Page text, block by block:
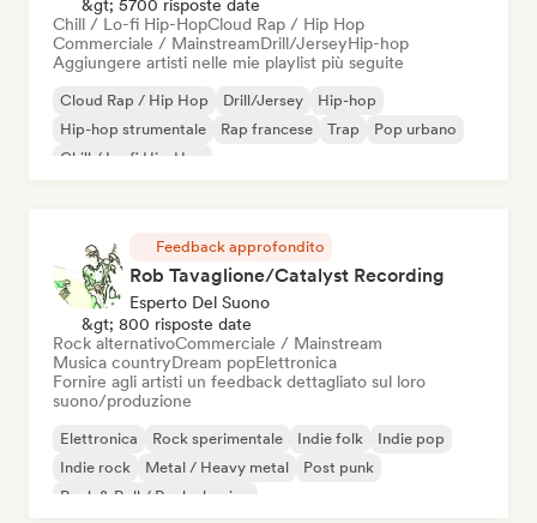
&gt; 5700 risposte date
Chill / Lo-fi Hip-HopCloud Rap / Hip Hop
Commerciale / MainstreamDrill/JerseyHip-hop
Aggiungere artisti nelle mie playlist più seguite
Cloud Rap / Hip Hop Drill/Jersey
Hip-hop
Hip-hop strumentale
Rap francese Trap
Pop urbano
Chill / Lo-fi Hip-Hop
Feedback approfondito
Rob Tavaglione/Catalyst Recording
Esperto Del Suono
&gt; 800 risposte date
Rock alternativoCommerciale / Mainstream
Musica countryDream popElettronica
Fornire agli artisti un feedback dettagliato sul loro
suono/produzione
Elettronica Rock sperimentale Indie folk
Indie pop
Indie rock
Metal / Heavy metal
Post punk
Rock & Roll / Rock classico